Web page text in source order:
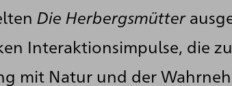
Die Herbergsmütter
Interaktionsimpulse, die
mit Natur und der